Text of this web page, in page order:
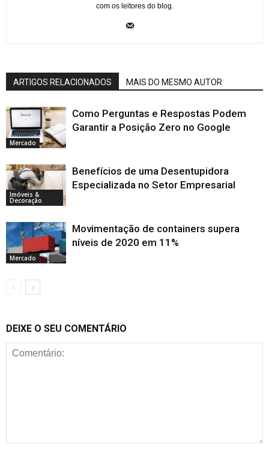
com os leitores do blog.
ARTIGOS RELACIONADOS MAIS DO MESMO AUTOR
Mercado
Como Perguntas e Respostas Podem
Garantir a Posição Zero no Google
Imóveis &
Decoração
Benefícios de uma Desentupidora
Especializada no Setor Empresarial
Mercado
Movimentação de containers supera
níveis de 2020 em 11%
DEIXE O SEU COMENTÁRIO